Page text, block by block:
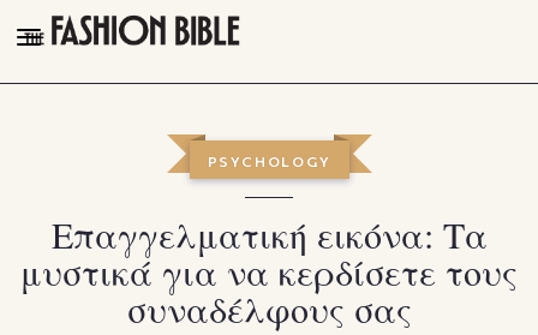
THE FASHION BIBLE
TALK OF THE TOWN
PLEASURES
PSYCHOLOGY
Επαγγελματική εικόνα: Τα
μυστικά για να κερδίσετε τους
συναδέλφους σας